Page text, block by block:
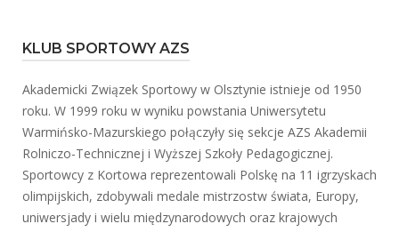
KLUB SPORTOWY AZS
Akademicki Związek Sportowy w Olsztynie istnieje od 1950
roku. W 1999 roku w wyniku powstania Uniwersytetu
Warmińsko-Mazurskiego połączyły się sekcje AZS Akademii
Rolniczo-Technicznej i Wyższej Szkoły Pedagogicznej.
Sportowcy z Kortowa reprezentowali Polskę na 11 igrzyskach
olimpijskich, zdobywali medale mistrzostw świata, Europy,
uniwersjady i wielu międzynarodowych oraz krajowych